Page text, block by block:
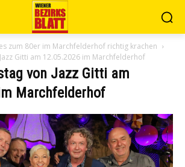
zum 80er im Marchfelderhof richtig krachen
Gitti am 12.05.2026 im Marchfelderhof
von Jazz Gitti am
Marchfelderhof